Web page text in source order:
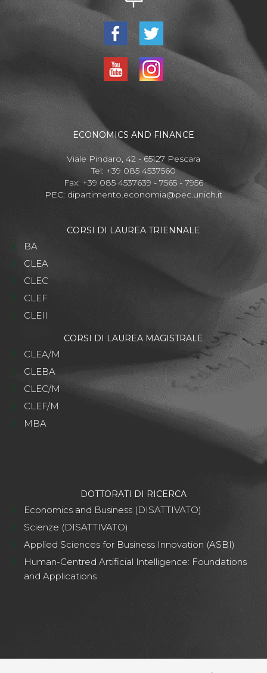
ECONOMICS AND FINANCE
Viale Pindaro, 42 - 65127 Pescara
Tel: +39 085 4537560
Fax: +39 085 4537639 - 7565 - 7956
PEC: dipartimento.economia@pec.unich.it
CORSI DI LAUREA TRIENNALE
BA
CLEA
CLEC
CLEF
CLEII
CORSI DI LAUREA MAGISTRALE
CLEA/M
CLEBA
CLEC/M
CLEF/M
MBA
DOTTORATI DI RICERCA
Economics and Business (DISATTIVATO)
Scienze (DISATTIVATO)
Applied Sciences for Business Innovation (ASBI)
Human-Centred Artificial Intelligence: Foundations
and Applications